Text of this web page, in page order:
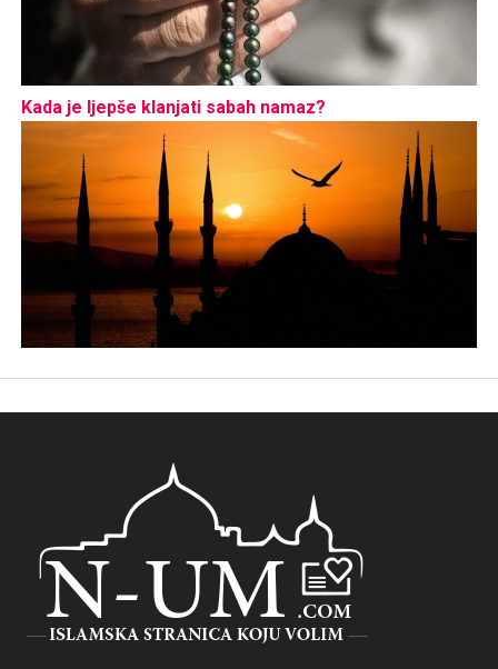
Kada je ljepše klanjati sabah namaz?